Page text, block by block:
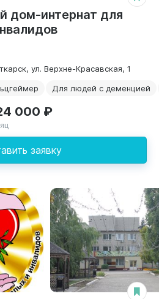
дом-интернат для
ул. Верхне-Красавская, 1
Для людей с деменцией
заявку
000 ₽